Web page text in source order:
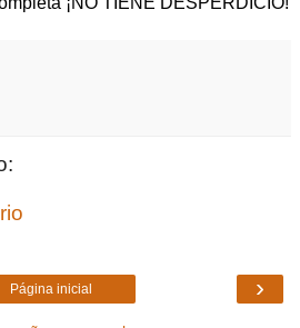
›
Página inicial